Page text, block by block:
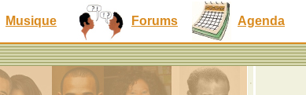
Musique Forums Agenda